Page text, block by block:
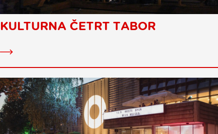
KULTURNA ČETRT TABOR
Kulturna